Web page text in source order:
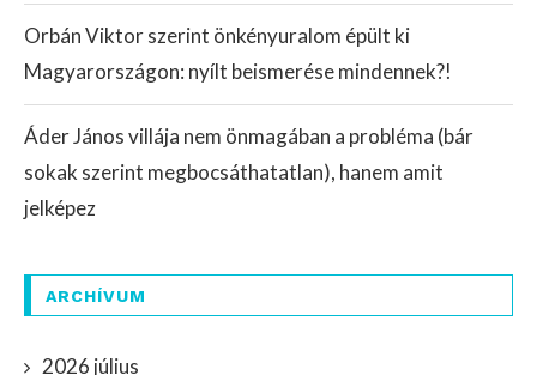
Orbán Viktor szerint önkényuralom épült ki
Magyarországon: nyílt beismerése mindennek?!
Áder János villája nem önmagában a probléma (bár
sokak szerint megbocsáthatatlan), hanem amit
jelképez
ARCHÍVUM
2026 július